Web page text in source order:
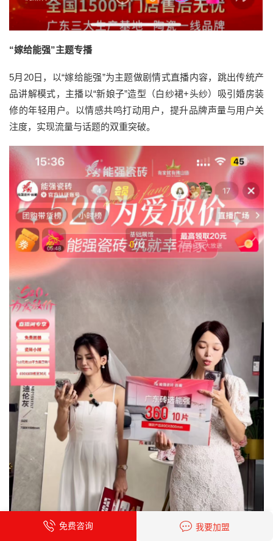
“嫁给能强”主题专播
5月20日，以“嫁给能强”为主题做剧情式直播内容，跳出传统产
品讲解模式，主播以“新娘子”造型（白纱裙+头纱）吸引婚房装
修的年轻用户。以情感共鸣打动用户，提升品牌声量与用户关
注度，实现流量与话题的双重突破。
免费咨询 我要加盟